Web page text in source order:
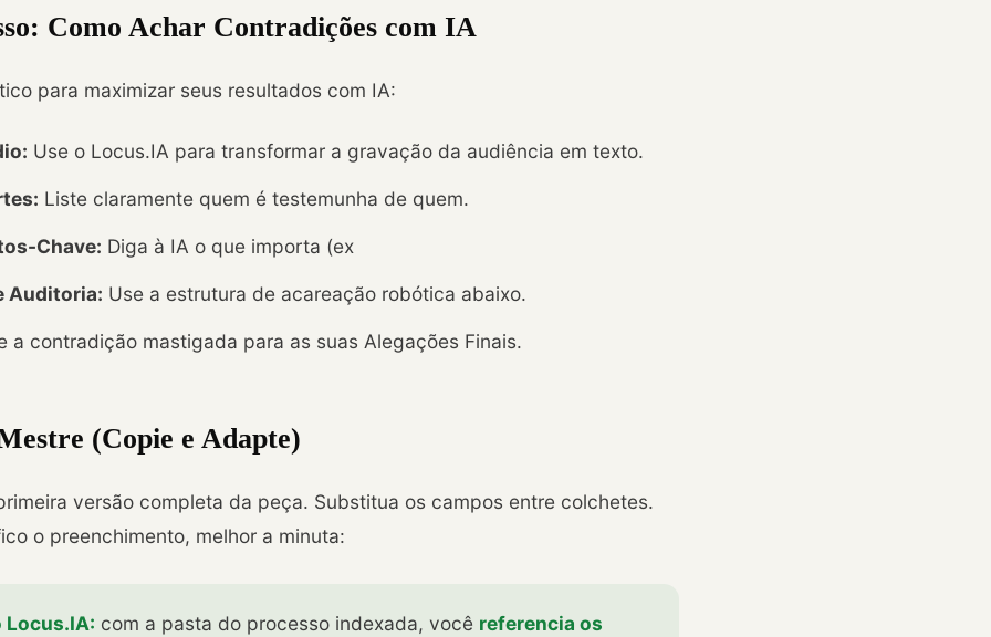
Como Achar Contradições com IA
para maximizar seus resultados com IA:
Use o Locus.IA para transformar a gravação da audiência em texto.
Liste claramente quem é testemunha de quem.
Chave: Diga à IA o que importa (ex
Auditoria: Use a estrutura de acareação robótica abaixo.
a contradição mastigada para as suas Alegações Finais.
(Copie e Adapte)
versão completa da peça. Substitua os campos entre colchetes.
o preenchimento, melhor a minuta:
Locus.IA: com a pasta do processo indexada, você referencia os